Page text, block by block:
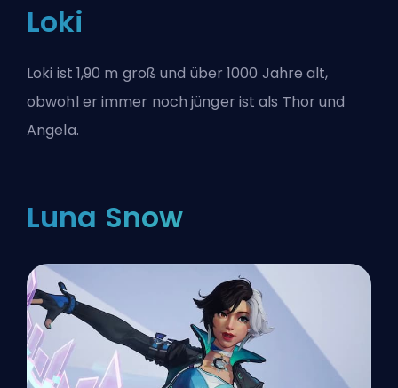
Loki
Loki ist 1,90 m groß und über 1000 Jahre alt,
obwohl er immer noch jünger ist als Thor und
Angela.
Luna Snow